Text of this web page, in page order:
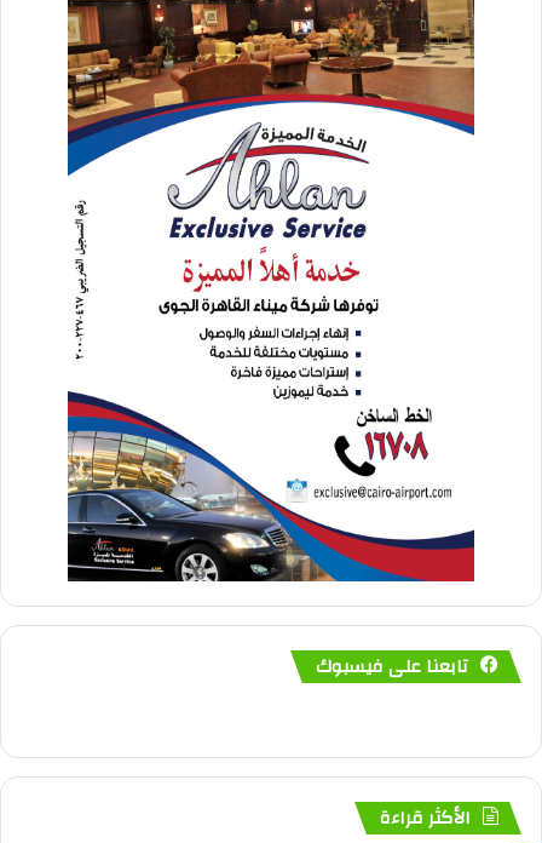
تابعنا على فيسبوك
الأكثر قراءة